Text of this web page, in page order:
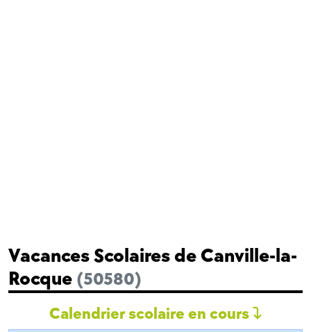
Vacances Scolaires de Canville-la-
Rocque (50580)
Calendrier scolaire en cours